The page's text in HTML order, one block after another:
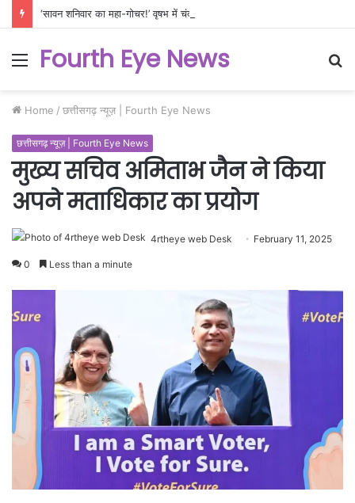
Menu
Fourth Eye News
Home / छत्तीसगढ़ न्यूज़ | Fourth Eye News
छत्तीसगढ़ न्यूज़ | Fourth Eye News
मुख्य सचिव अमिताभ जैन ने किया
अपने मताधिकार का प्रयोग
4rtheye web Desk February 11, 2025
0 Less than a minute